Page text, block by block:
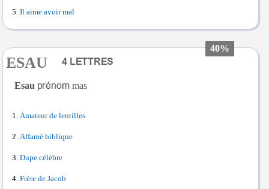
Il aime avoir mal
40%
ESAU
Esau mas
Amateur de lentilles
Affamé biblique
Dupe célèbre
Frère de Jacob